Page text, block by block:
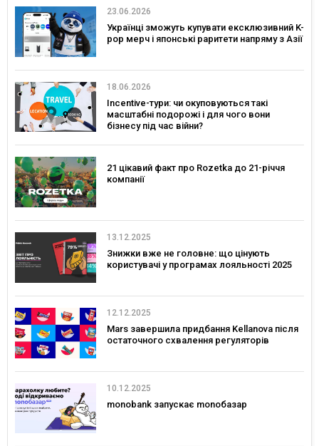
23.06.2026
Українці зможуть купувати ексклюзивний K-
pop мерч і японські раритети напряму з Азії
18.06.2026
Incentive-тури: чи окуповуються такі
масштабні подорожі і для чого вони
бізнесу під час війни?
21 цікавий факт про Rozetka до 21-річчя
компанії
13.12.2025
Знижки вже не головне: що цінують
користувачі у програмах лояльності 2025
12.12.2025
Mars завершила придбання Kellanova після
остаточного схвалення регуляторів
10.12.2025
monobank запускає monoбазар